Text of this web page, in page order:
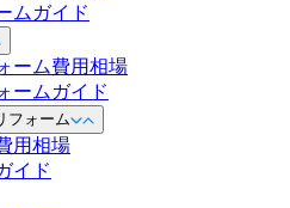
ムガイド
ーム費用相場
ームガイド
フォーム
用相場
イド